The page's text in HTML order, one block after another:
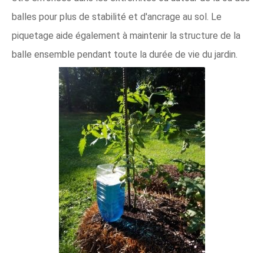
balles pour plus de stabilité et d'ancrage au sol. Le
piquetage aide également à maintenir la structure de la
balle ensemble pendant toute la durée de vie du jardin.